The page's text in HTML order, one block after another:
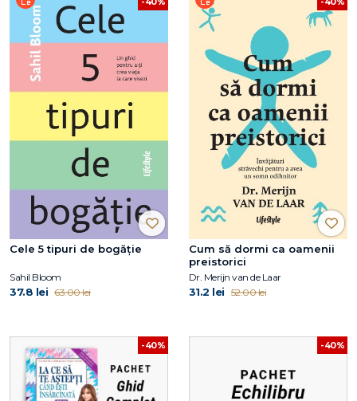
Cele 5 tipuri de bogăție
Sahil Bloom
37.8 lei 63.00 lei
Cum să dormi ca oamenii
preistorici
Dr. Merijn van de Laar
31.2 lei 52.00 lei
-40% -40%